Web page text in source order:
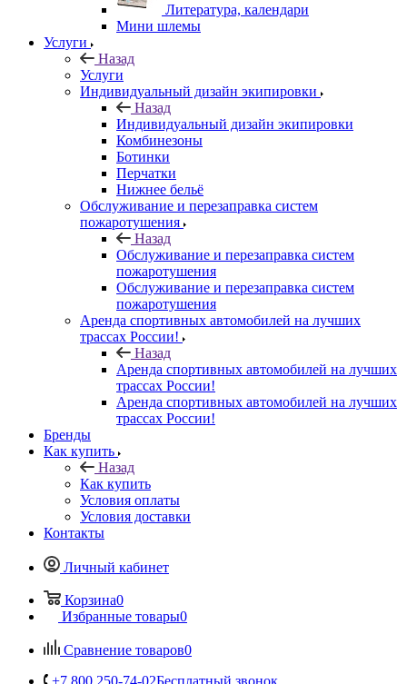
Литература, календари
Мини шлемы
Услуги
Назад
Услуги
Индивидуальный дизайн экипировки
Назад
Индивидуальный дизайн экипировки
Комбинезоны
Ботинки
Перчатки
Нижнее бельё
Обслуживание и перезаправка систем
пожаротушения
Назад
Обслуживание и перезаправка систем
пожаротушения
Обслуживание и перезаправка систем
пожаротушения
Аренда спортивных автомобилей на лучших
трассах России!
Назад
Аренда спортивных автомобилей на лучших
трассах России!
Аренда спортивных автомобилей на лучших
трассах России!
Бренды
Как купить
Назад
Как купить
Условия оплаты
Условия доставки
Контакты
Личный кабинет
Корзина0
Избранные товары0
Сравнение товаров0
+7 800 250-74-02Бесплатный звонок